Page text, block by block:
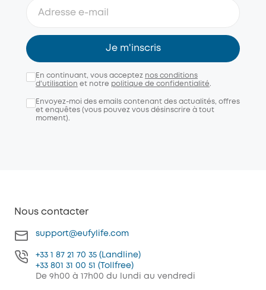
Je m'inscris
En continuant, vous acceptez nos conditions
d'utilisation et notre politique de confidentialité.
Envoyez-moi des emails contenant des actualités, offres
et enquêtes (vous pouvez vous désinscrire à tout
moment).
Nous contacter
support@eufylife.com
+33 1 87 21 70 35 (Landline)
+33 801 31 00 51 (Tollfree)
De 9h00 à 17h00 du lundi au vendredi